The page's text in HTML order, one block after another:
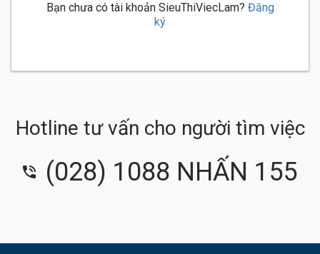
Bạn chưa có tài khoản SieuThiViecLam? Đăng
ký
Hotline tư vấn cho người tìm việc
(028) 1088 NHẤN 155